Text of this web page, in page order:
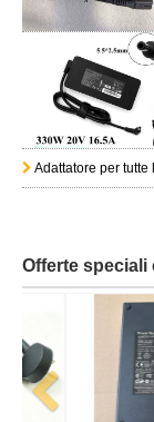
Adattatore per tutte